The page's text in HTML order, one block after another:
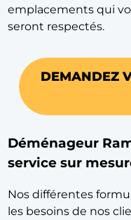
emplacements qui
seront respectés.
DEMANDEZ
Déménageur
service sur
Nos différentes
les besoins de nos